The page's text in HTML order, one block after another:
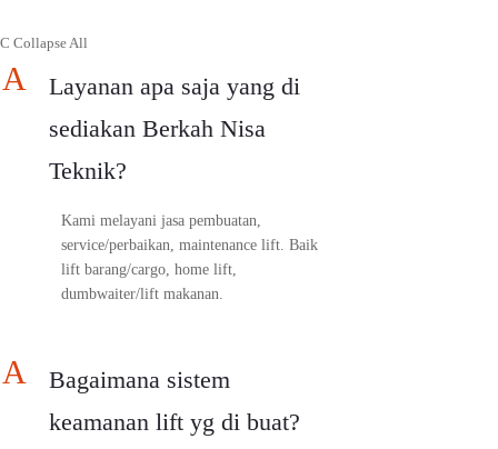
C Collapse All
A
Layanan apa saja yang di
sediakan Berkah Nisa
Teknik?
Kami melayani jasa pembuatan,
service/perbaikan, maintenance lift. Baik
lift barang/cargo, home lift,
dumbwaiter/lift makanan.
A
Bagaimana sistem
keamanan lift yg di buat?